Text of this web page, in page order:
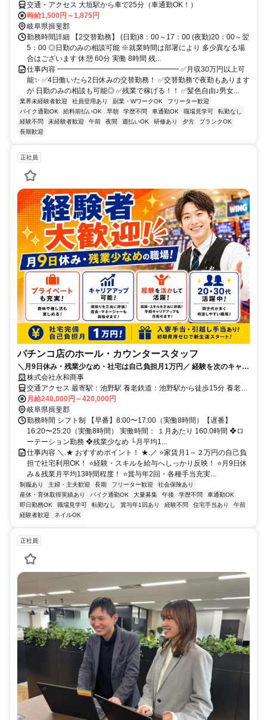
交通・アクセス 大垣駅から車で25分（車通勤OK！）
時給1,500円～1,875円
岐阜県揖斐郡
勤務時間詳細 【2交替勤務】 (日勤)8：00～17：00 (夜勤)20：00～翌
5：00 ◎日勤のみの相談可能 ※就業時間は部署により 多少異なる場
合はございます 休憩 60分 実働 8時間 残...
仕事内容 ━━━━━━━━━━━━━━━━━ ✅月収30万円以上可
能✨ ✅4日働いたら2日休みの交替勤務！ ✅交替勤務で夜勤もあります
が 日勤のみの相談も可能◎ ✅残業で稼げる！！ ✅髪色自由♪男女...
業界未経験者歓迎 社員登用あり 副業・WワークOK
フリーター歓迎
バイク通勤OK
給料前払いOK 早朝 学歴不問 車通勤OK 職場見学可
転勤なし
経験不問
未経験者歓迎 午前 夜間 週払いOK 研修あり 夕方
ブランクOK
長期歓迎
正社員
パチンコ店のホール・カウンタースタッフ
＼月9日休み・残業少なめ・社宅は自己負担月1万円／ 経験を次のキャリ
アへ。 店長・マネージャーも目指せる環境で、あなたの経験を正当に評
価します。
株式会社永和商事
交通アクセス 最寄駅：池野駅 養老鉄道：池野駅から徒歩15分 養老鉄
道：北神戸駅から車で3分 ❖車・バイク・自転車通勤OK！ 【三重県/
岐阜県/和歌山県/宮城県に店舗あり】 希望があれば県外への転勤も可
能です！
月給240,000円～420,000円
岐阜県揖斐郡
勤務時間 シフト制 【早番】8:00〜17:00（実働8時間）【遅番】
16:20〜25:20（実働8時間） 実働時間： １月あたり 160.0時間 ❖ロ
ーテーション勤務 ❖残業少なめ └月平均1...
仕事内容 ＼.★ おすすめポイント！ ★.／ ⭐️家賃月1～２万円の自己負
担で社宅利用OK！ ⭐経験・スキルを給与へしっかり反映！ ⭐️月9日休
み＆残業月平均13時間程度！ ⭐賞与年2回・各種手当充実...
制服あり 主婦・主夫歓迎 長期 フリーター歓迎
社会保険あり
産休・育休取得実績あり
バイク通勤OK 大量募集 午後 学歴不問
車通勤OK
即日勤務OK
職場見学可 転勤なし 賞与年1回あり 経験不問 住宅手当あり
午前
経験者歓迎
ネイルOK
正社員